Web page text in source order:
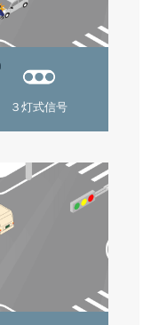
３灯式信号